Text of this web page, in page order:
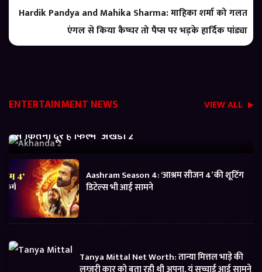
Hardik Pandya and Mahika Sharma: माहिका शर्मा को गलत
एंगल से किया कैप्चर तो पैप्स पर भड़के हार्दिक पांड्या
ENTERTAINMENT NEWS VIEW ALL
से कितनी दूर है फिल्म ‘अखंडा 2’
Aashram Season 4: ‘आश्रम सीजन 4’ की शूटिंग
डिटेल्स भी आई सामने
Tanya Mittal Net Worth: तान्या मित्तल भाड़े की